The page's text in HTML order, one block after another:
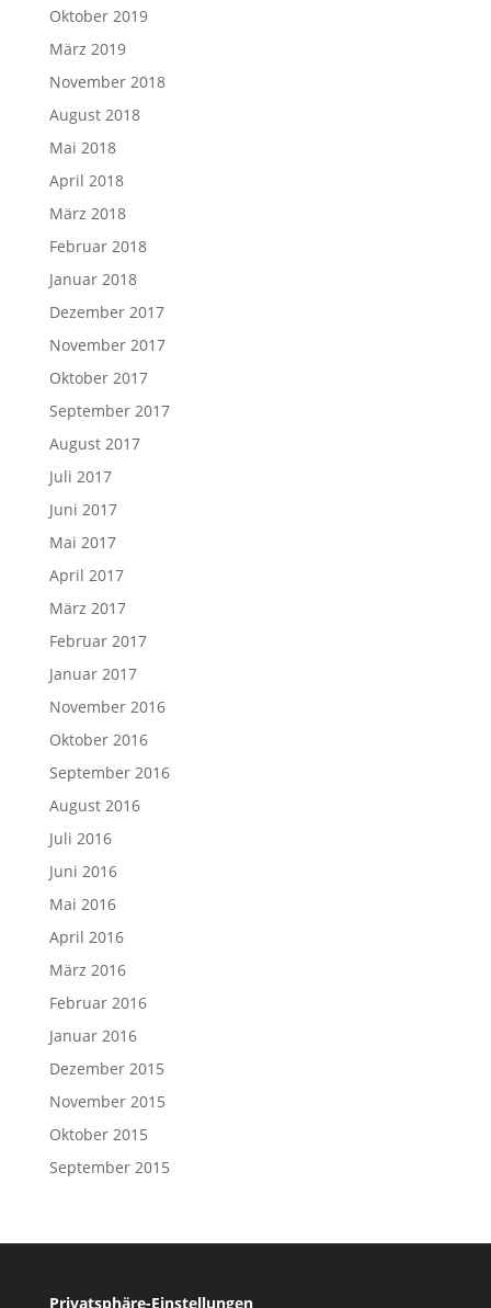
Oktober 2019
März 2019
November 2018
August 2018
Mai 2018
April 2018
März 2018
Februar 2018
Januar 2018
Dezember 2017
November 2017
Oktober 2017
September 2017
August 2017
Juli 2017
Juni 2017
Mai 2017
April 2017
März 2017
Februar 2017
Januar 2017
November 2016
Oktober 2016
September 2016
August 2016
Juli 2016
Juni 2016
Mai 2016
April 2016
März 2016
Februar 2016
Januar 2016
Dezember 2015
November 2015
Oktober 2015
September 2015
Privatsphäre-Einstellungen